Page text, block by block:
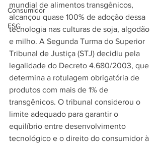
Consumidor
ESG
mundial de alimentos transgênicos,
alcançou quase 100% de adoção dessa
tecnologia nas culturas de soja, algodão
e milho. A Segunda Turma do Superior
Tribunal de Justiça (STJ) decidiu pela
legalidade do Decreto 4.680/2003, que
determina a rotulagem obrigatória de
produtos com mais de 1% de
transgênicos. O tribunal considerou o
limite adequado para garantir o
equilíbrio entre desenvolvimento
tecnológico e o direito do consumidor à